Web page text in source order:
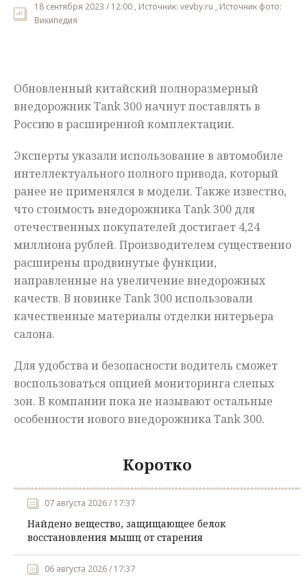
Мнения
18 сентября 2023 / 12:00 , Источник: vevby.ru , Источник фото:
Википедия
Обновленный китайский полноразмерный
внедорожник Tank 300 начнут поставлять в
Россию в расширенной комплектации.
Эксперты указали использование в автомобиле
интеллектуального полного привода, который
ранее не применялся в модели. Также известно,
что стоимость внедорожника Tank 300 для
отечественных покупателей достигает 4,24
миллиона рублей. Производителем существенно
расширены продвинутые функции,
направленные на увеличение внедорожных
качеств. В новинке Tank 300 использовали
качественные материалы отделки интерьера
салона.
Для удобства и безопасности водитель сможет
воспользоваться опцией мониторинга слепых
зон. В компании пока не называют остальные
особенности нового внедорожника Tank 300.
Коротко
07 августа 2026 / 17:37
Найдено вещество, защищающее белок
восстановления мышц от старения
06 августа 2026 / 17:37